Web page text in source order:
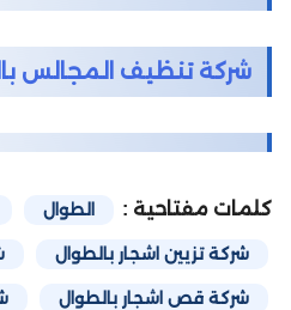
شركة تنظيف المجالس
كلمات مفتاحية : الطوال
شركة تزيين اشجار بالطوال
شركة قص اشجار بالطوال